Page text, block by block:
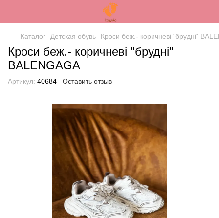
Каталог Детская обувь Кроси беж.- коричневі "брудні"
Кроси беж.- коричневі "брудні"
BALENGAGA
Артикул: 40684 Оставить отзыв